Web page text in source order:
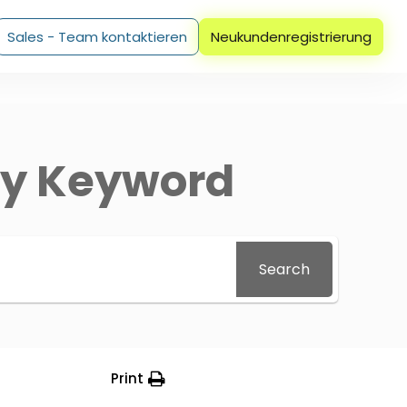
Sales - Team kontaktieren Neukundenregistrierung
Keyword
Search
Print